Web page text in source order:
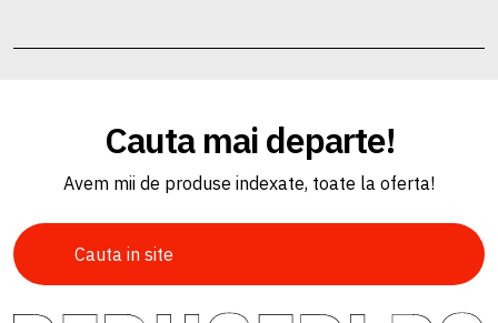
Cauta mai departe!
Avem mii de produse indexate, toate la oferta!